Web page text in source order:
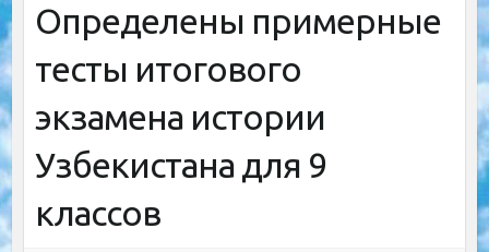
Определены примерные
тесты итогового
экзамена истории
Узбекистана для 9
классов